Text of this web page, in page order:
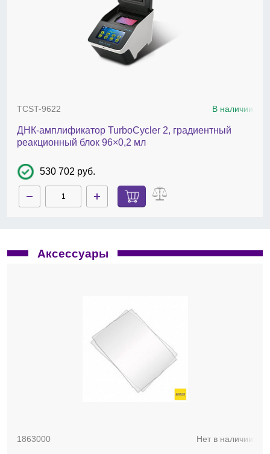
автоматический перезапуск при сбое в
потребляемая мощность, Вт — 700;
габариты (Ш×Г×В), см — 26×47×23;
TCST-9622 В наличии
ДНК-амплификатор TurboCycler 2, градиентный
реакционный блок 96×0,2 мл
530 702 руб.
Аксессуары
1863000 Нет в наличии